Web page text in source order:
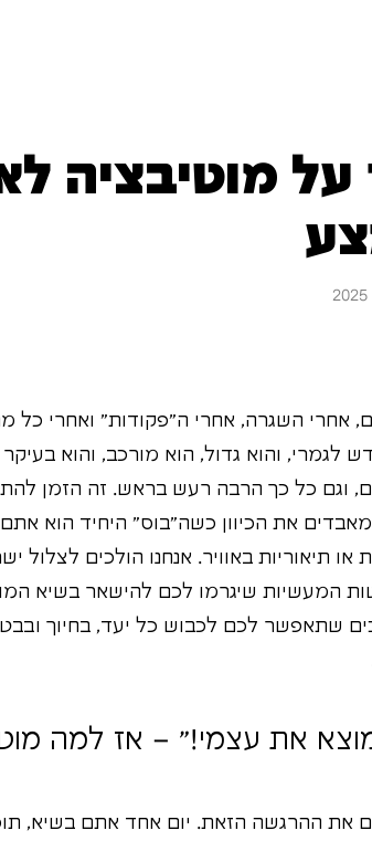
מוטיבציה
אחרי השגרה, אחרי ה"פקודות" ואחרי כל
והוא גדול, הוא מורכב, והוא
וגם כל כך הרבה רעש בראש. זה הזמן
את הכיוון כשה"בוס" היחיד הוא
תיאוריות באוויר. אנחנו הולכים לצלול
המעשיות שיגרמו לכם להישאר בשיא
שתאפשר לכם לכבוש כל יעד, בחיוך
את עצמי!" – אז למה
את ההרגשה הזאת. יום אחד אתם בשיא,